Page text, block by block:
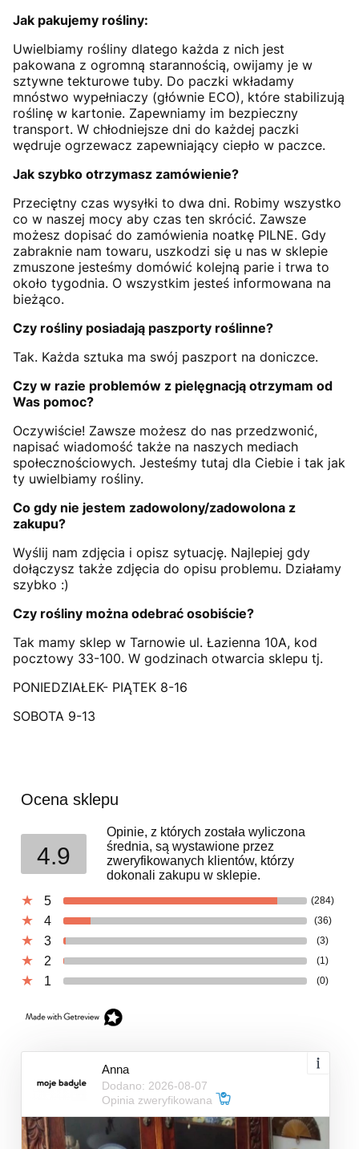
Jak pakujemy rośliny:
Uwielbiamy rośliny dlatego każda z nich jest
pakowana z ogromną starannością, owijamy je w
sztywne tekturowe tuby. Do paczki wkładamy
mnóstwo wypełniaczy (głównie ECO), które stabilizują
roślinę w kartonie. Zapewniamy im bezpieczny
transport. W chłodniejsze dni do każdej paczki
wędruje ogrzewacz zapewniający ciepło w paczce.
Jak szybko otrzymasz zamówienie?
Przeciętny czas wysyłki to dwa dni. Robimy wszystko
co w naszej mocy aby czas ten skrócić. Zawsze
możesz dopisać do zamówienia noatkę PILNE. Gdy
zabraknie nam towaru, uszkodzi się u nas w sklepie
zmuszone jesteśmy domówić kolejną parie i trwa to
około tygodnia. O wszystkim jesteś informowana na
bieżąco.
Czy rośliny posiadają paszporty roślinne?
Tak. Każda sztuka ma swój paszport na doniczce.
Czy w razie problemów z pielęgnacją otrzymam od
Was pomoc?
Oczywiście! Zawsze możesz do nas przedzwonić,
napisać wiadomość także na naszych mediach
społecznościowych. Jesteśmy tutaj dla Ciebie i tak jak
ty uwielbiamy rośliny.
Co gdy nie jestem zadowolony/zadowolona z
zakupu?
Wyślij nam zdjęcia i opisz sytuację. Najlepiej gdy
dołączysz także zdjęcia do opisu problemu. Działamy
szybko :)
Czy rośliny można odebrać osobiście?
Tak mamy sklep w Tarnowie ul. Łazienna 10A, kod
pocztowy 33-100. W godzinach otwarcia sklepu tj.
PONIEDZIAŁEK- PIĄTEK 8-16
SOBOTA 9-13
Ocena sklepu
4.9
Opinie, z których została wyliczona
średnia, są wystawione przez
zweryfikowanych klientów, którzy
dokonali zakupu w sklepie.
5
(284)
4 (36)
3 (3)
2 (1)
1 (0)
Anna
Dodano: 2026-08-07
Opinia zweryfikowana